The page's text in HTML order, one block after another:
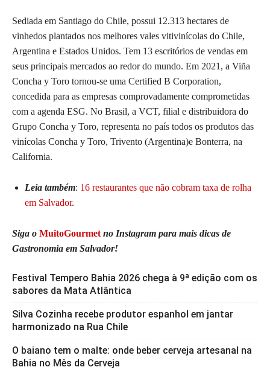
Sediada em Santiago do Chile, possui 12.313 hectares de
vinhedos plantados nos melhores vales vitivinícolas do Chile,
Argentina e Estados Unidos. Tem 13 escritórios de vendas em
seus principais mercados ao redor do mundo. Em 2021, a Viña
Concha y Toro tornou-se uma Certified B Corporation,
concedida para as empresas comprovadamente comprometidas
com a agenda ESG. No Brasil, a VCT, filial e distribuidora do
Grupo Concha y Toro, representa no país todos os produtos das
vinícolas Concha y Toro, Trivento (Argentina)e Bonterra, na
California.
Leia também: 16 restaurantes que não cobram taxa de rolha
em Salvador.
Siga o MuitoGourmetno Instagram para mais dicas de
Gastronomia em Salvador!
Festival Tempero Bahia 2026 chega à 9ª edição com os
sabores da Mata Atlântica
Silva Cozinha recebe produtor espanhol em jantar
harmonizado na Rua Chile
O baiano tem o malte: onde beber cerveja artesanal na
Bahia no Mês da Cerveja